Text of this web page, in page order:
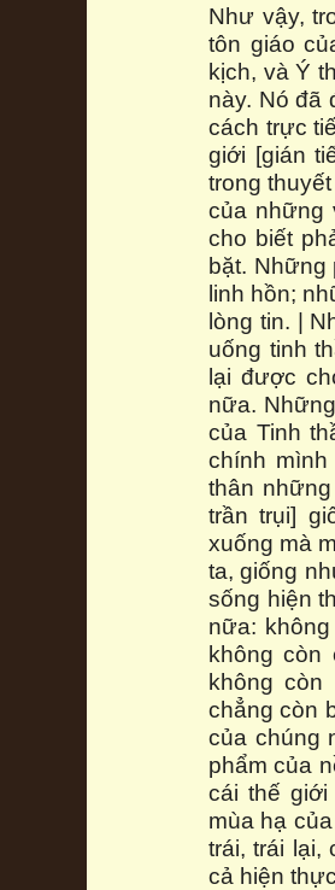
Như vậy,
tôn giáo
kịch, và Ý
này. Nó đã
cách trực
giới [gián
trong
của những
cho biết
bặt. Những
linh hồn;
lòng tin. |
uống tinh
lại được
nữa.
của Tinh
chính
thân
trần trụi]
xuống mà
ta, giống
sống hiện
nữa:
không còn
không
chẳng còn
của chúng
phẩm của
cái thế
mùa hạ
trái, trái
cả hiện